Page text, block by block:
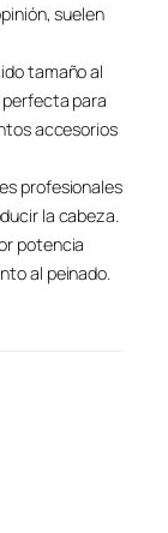
suelen
tamaño al
para
accesorios
profesionales
la cabeza.
potencia
al peinado.